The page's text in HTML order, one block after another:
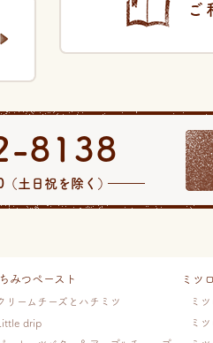
ご
8138
土日祝を除く）
みつペースト
リームチーズとハチミツ
drip
ミツ
ミ
ミ